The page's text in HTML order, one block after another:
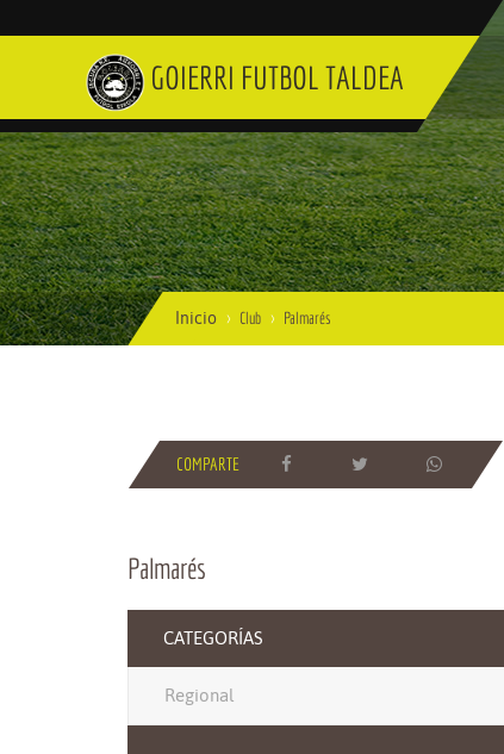
GOIERRI FUTBOL TALDEA
Inicio Club Palmarés
COMPARTE
Palmarés
CATEGORÍAS
Regional